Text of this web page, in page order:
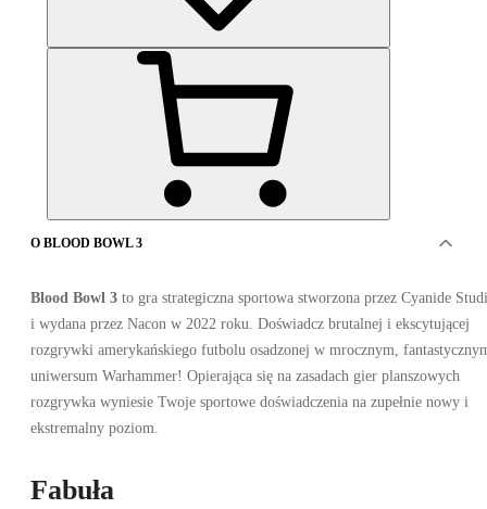
Poprzednia Strona 2/2
Advertisement
SPONSOROWANA
O BLOOD BOWL 3
Blood Bowl 3 to gra strategiczna sportowa stworzona przez Cyanide
i wydana przez Nacon w 2022 roku. Doświadcz brutalnej i ekscytującej
rozgrywki amerykańskiego futbolu osadzonej w mrocznym,
uniwersum Warhammer! Opierająca się na zasadach gier planszowych
rozgrywka wyniesie Twoje sportowe doświadczenia na zupełnie nowy i
ekstremalny poziom.
Fabuła